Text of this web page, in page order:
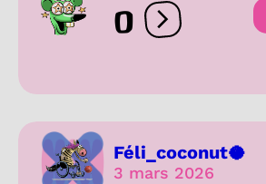
0 Ouvrir les
Féli_coconut🥥
3 mars 2026